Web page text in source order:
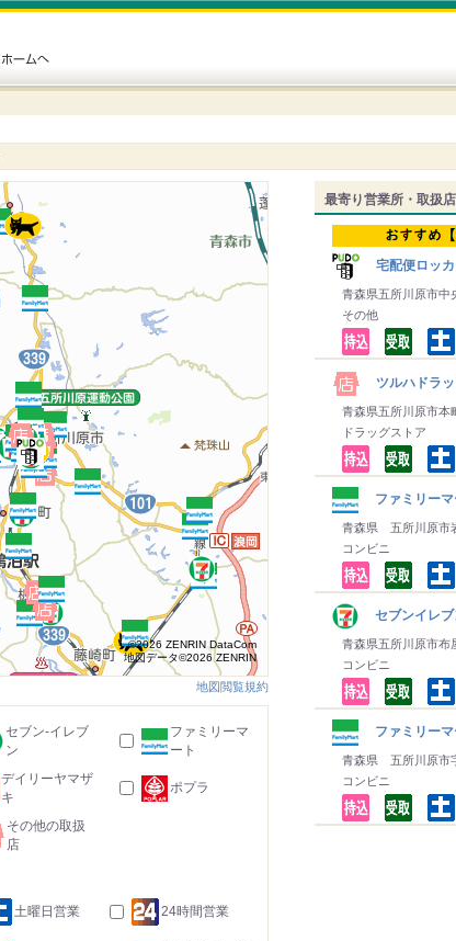
最寄り営業所・取扱
宅配便ロッカ
青森県五所川原市中
その他
ツルハドラッ
青森県五所川原市本
ドラッグストア
ファミリー
青森県 五所川原市
コンビニ
セブンイレ
青森県五所川原市布
コンビニ
ファミリー
青森県 五所川原市
コンビニ
©2026 ZENRIN DataCom
地図データ©2026 ZENRIN
地図閲覧規約
セブン-イレブ
ン
ファミリーマ
ート
デイリーヤマザ
キ
ポプラ
その他の取扱
店
土曜日営業 24時間営業